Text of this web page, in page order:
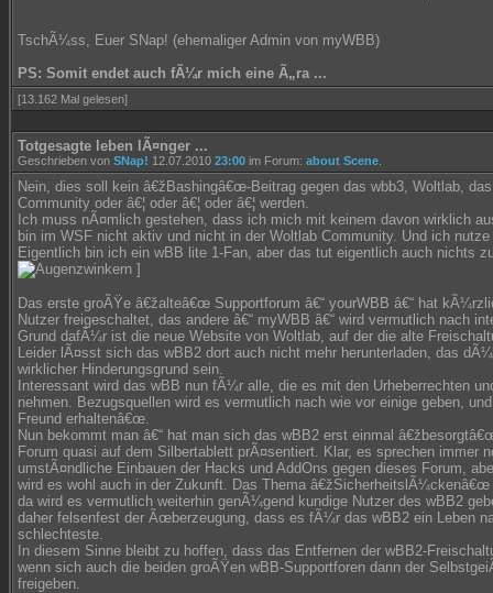
TschÃ¼ss, Euer SNap! (ehemaliger Admin von myWBB)
PS: Somit endet auch fÃ¼r mich eine Ã„ra ...
[13.162 Mal gelesen]
Totgesagte leben lÃ¤nger ...
Geschrieben von SNap! 12.07.2010 23:00 im Forum: about Scene
Nein, dies soll kein â€žBashingâ€œ-Beitrag gegen das wbb3, Woltlab,
Community oder â€¦ oder â€¦ oder â€¦ werden.
Ich muss nÃ¤mlich gestehen, dass ich mich mit keinem davon wirklich
bin im WSF nicht aktiv und nicht in der Woltlab Community. Und ich
Eigentlich bin ich ein wBB lite 1-Fan, aber das tut eigentlich auch nichts
]
Das erste groÃŸe â€žalteâ€œ Supportforum â€“ yourWBB â€“ hat
Nutzer freigeschaltet, das andere â€“ myWBB â€“ wird vermutlich nach
Grund dafÃ¼r ist die neue Website von Woltlab, auf der die alte
Leider lÃ¤sst sich das wBB2 dort auch nicht mehr herunterladen, das
wirklicher Hinderungsgrund sein.
Interessant wird das wBB nun fÃ¼r alle, die es mit den Urheberrechten
nehmen. Bezugsquellen wird es vermutlich nach wie vor einige geben,
Freund erhaltenâ€œ.
Nun bekommt man â€“ hat man sich das wBB2 erst einmal
Forum quasi auf dem Silbertablett prÃ¤sentiert. Klar, es sprechen immer
umstÃ¤ndliche Einbauen der Hacks und AddOns gegen dieses Forum,
wird es wohl auch in der Zukunft. Das Thema
da wird es vermutlich weiterhin genÃ¼gend kundige Nutzer des wBB2
daher felsenfest der Ãœberzeugung, dass es fÃ¼r das wBB2 ein Leben
schlechteste.
In diesem Sinne bleibt zu hoffen, dass das Entfernen der wBB2-
wenn sich auch die beiden groÃŸen wBB-Supportforen dann der
freigeben.